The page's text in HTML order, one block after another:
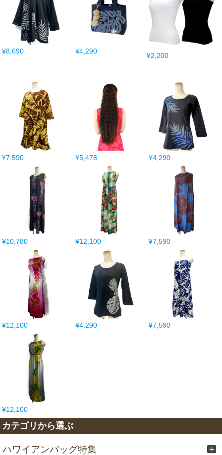
¥8,690 ¥4,290
¥2,200
¥7,590 ¥5,478 ¥4,290
¥10,780 ¥12,100 ¥7,590
¥12,100 ¥4,290 ¥7,590
¥12,100
カテゴリから選ぶ
ハワイアンバッグ特集